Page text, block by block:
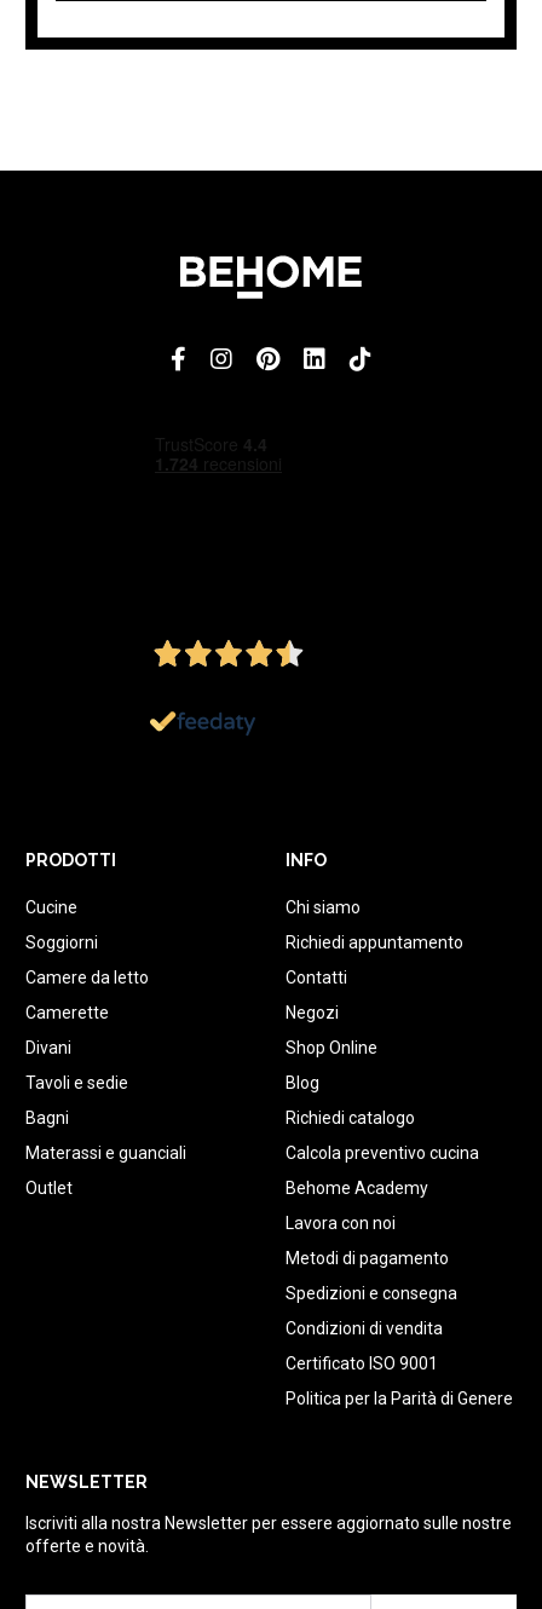
PRODOTTI
Cucine
Soggiorni
Camere da letto
Camerette
Divani
Tavoli e sedie
Bagni
Materassi e guanciali
Outlet
INFO
Chi siamo
Richiedi appuntamento
Contatti
Negozi
Shop Online
Blog
Richiedi catalogo
Calcola preventivo cucina
Behome Academy
Lavora con noi
Metodi di pagamento
Spedizioni e consegna
Condizioni di vendita
Certificato ISO 9001
Politica per la Parità di Genere
NEWSLETTER
Iscriviti alla nostra Newsletter per essere aggiornato sulle nostre
offerte e novità.